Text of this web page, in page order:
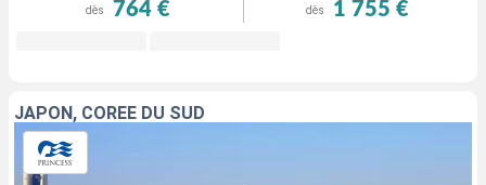
dès 764 € dès 1 755 €
JAPON, CORÉE DU SUD